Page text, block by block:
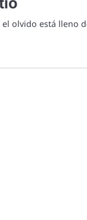
el olvido está lleno